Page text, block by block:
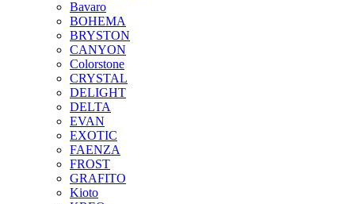
Bavaro
BOHEMA
BRYSTON
CANYON
Colorstone
CRYSTAL
DELIGHT
DELTA
EVAN
EXOTIC
FAENZA
FROST
GRAFITO
Kioto